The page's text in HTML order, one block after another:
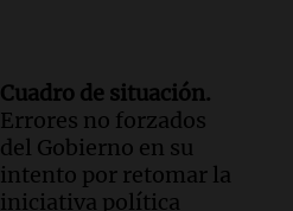
Cuadro de situación.
Errores no forzados
del Gobierno en su
intento por retomar la
iniciativa política